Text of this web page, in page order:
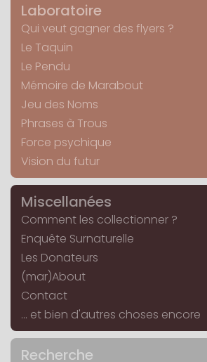
Laboratoire
Qui veut gagner des flyers ?
Le Taquin
Le Pendu
Mémoire de Marabout
Jeu des Noms
Phrases à Trous
Force psychique
Vision du futur
Miscellanées
Comment les collectionner ?
Enquête Surnaturelle
Les Donateurs
(mar)About
Contact
... et bien d'autres choses encore
Recherche